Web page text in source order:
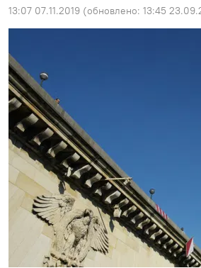
13:07 07.11.2019 (обновлено: 13:45